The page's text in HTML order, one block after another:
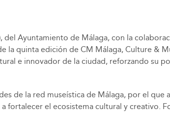
del Ayuntamiento de Málaga, con la
la quinta edición de CM Málaga, Culture &
e innovador de la ciudad, reforzando su
de la red museística de Málaga, por el
el ecosistema cultural y creativo.